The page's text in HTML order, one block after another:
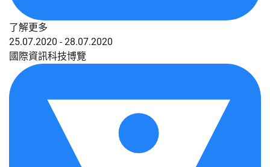
了解更多
25.07.2020 - 28.07.2020
國際資訊科技博覽